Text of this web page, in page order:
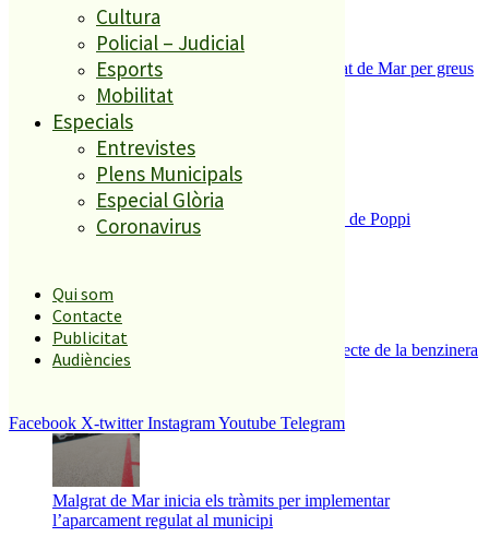
Cultura
Policial – Judicial
Esports
Mobilitat
Especials
Entrevistes
Plens Municipals
Especial Glòria
Coronavirus
Qui som
Contacte
Publicitat
Audiències
Facebook X-twitter InstagramYoutube Telegram
Tanquen un local de menjar ràpid a Malgrat de Mar per greus
deficiències sanitàries
Enxampat l’autor de les pintades a la plaça de Poppi
Es presenten 17 al·legacions contra el projecte de la benzinera
del carrer Passada
Malgrat de Mar inicia els tràmits per implementar
l’aparcament regulat al municipi